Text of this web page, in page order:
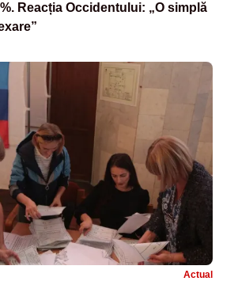
Reacția Occidentului: „O simplă
Actual